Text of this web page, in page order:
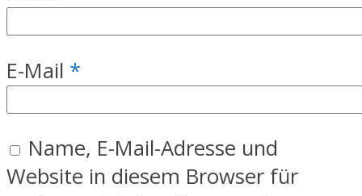
E-Mail *
Name, E-Mail-Adresse und
Website in diesem Browser für